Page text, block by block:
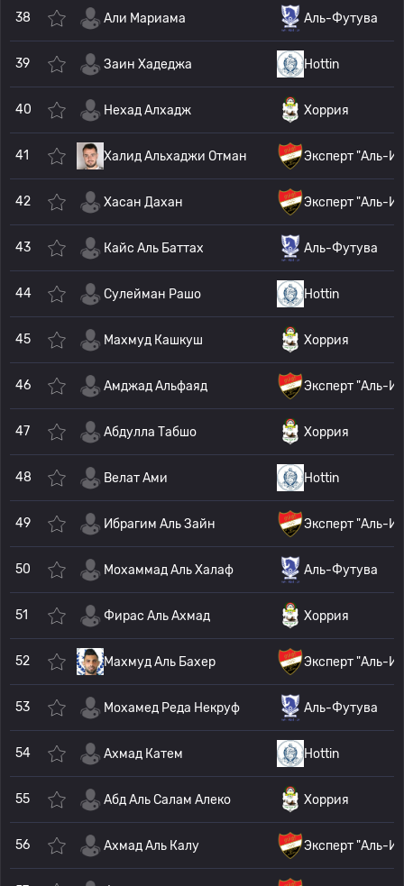
38 Али Мариама Аль-Футува
39 Заин Хадеджа Hottin
40 Нехад Алхадж Хоррия
41 Халид Альхаджи Отман Эксперт "Аль-
42 Хасан Дахан Эксперт "Аль-
43 Кайс Аль Баттах Аль-Футува
44 Сулейман Рашо Hottin
45 Махмуд Кашкуш Хоррия
46 Амджад Альфаяд Эксперт "Аль-
47 Абдулла Табшо Хоррия
48 Велат Ами Hottin
49 Ибрагим Аль Зайн Эксперт "Аль-
50 Мохаммад Аль Халаф Аль-Футува
51 Фирас Аль Ахмад Хоррия
52 Махмуд Аль Бахер Эксперт "Аль-
53 Мохамед Реда Некруф Аль-Футува
54 Ахмад Катем Hottin
55 Абд Аль Салам Алеко Хоррия
56 Ахмад Аль Калу Эксперт "Аль-